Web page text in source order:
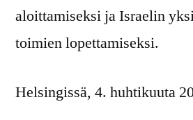
aloittamiseksi ja Israelin
toimien lopettamiseksi.
Helsingissä, 4. huhtikuuta